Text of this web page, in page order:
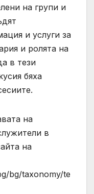
на групи и
и услуги за
и ролята на
в тези
бяха
на
в
на
bg/taxonomy/te